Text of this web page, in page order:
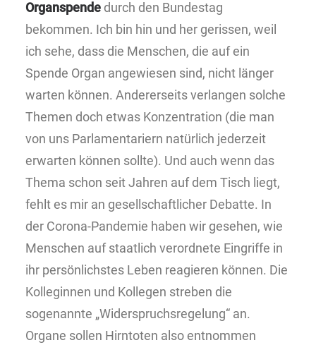
Organspende durch den Bundestag
bekommen. Ich bin hin und her gerissen, weil
ich sehe, dass die Menschen, die auf ein
Spende Organ angewiesen sind, nicht länger
warten können. Andererseits verlangen solche
Themen doch etwas Konzentration (die man
von uns Parlamentariern natürlich jederzeit
erwarten können sollte). Und auch wenn das
Thema schon seit Jahren auf dem Tisch liegt,
fehlt es mir an gesellschaftlicher Debatte. In
der Corona-Pandemie haben wir gesehen, wie
Menschen auf staatlich verordnete Eingriffe in
ihr persönlichstes Leben reagieren können. Die
Kolleginnen und Kollegen streben die
sogenannte „Widerspruchsregelung“ an.
Organe sollen Hirntoten also entnommen